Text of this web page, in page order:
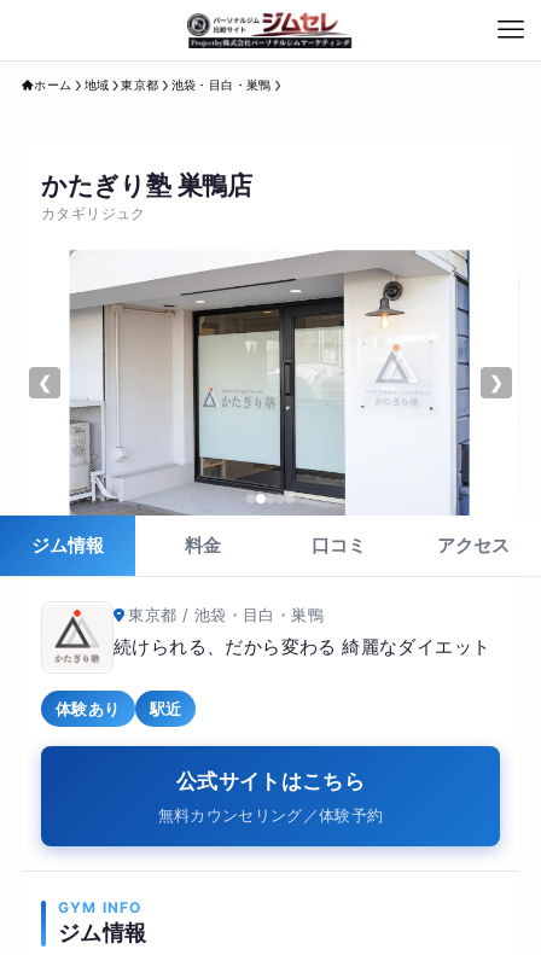
ホーム 地域 東京都 池袋・目白・巣鴨
かたぎり塾 巣鴨店
カタギリジュク
❮ ❯
ジム情報 料金 口コミ アクセス
東京都 / 池袋・目白・巣鴨
続けられる、だから変わる 綺麗なダイエット
体験あり 駅近
公式サイトはこちら
無料カウンセリング／体験予約
GYM INFO
ジム情報